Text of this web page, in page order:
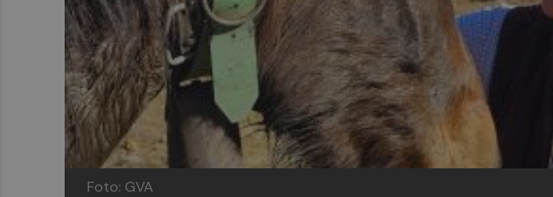
Foto: GVA